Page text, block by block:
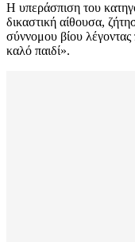
Η υπεράσπιση του
δικαστική αίθουσα,
σύννομου βίου
καλό παιδί».